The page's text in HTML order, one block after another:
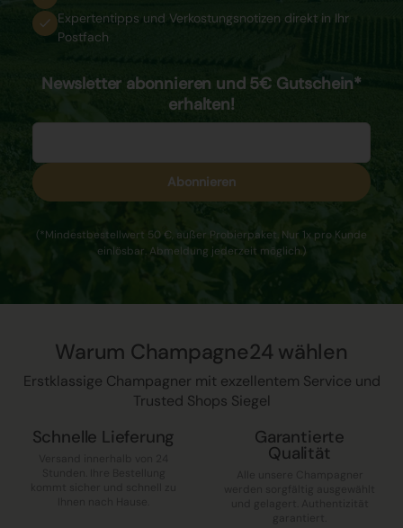
Expertentipps und Verkostungsnotizen direkt in Ihr
Postfach
Newsletter abonnieren und 5€ Gutschein*
erhalten!
Abonnieren
(*Mindestbestellwert 50 €, außer Probierpaket. Nur 1x pro Kunde
einlösbar. Abmeldung jederzeit möglich.)
Warum Champagne24 wählen
Erstklassige Champagner mit exzellentem Service und
Trusted Shops Siegel
Schnelle Lieferung Garantierte
Qualität